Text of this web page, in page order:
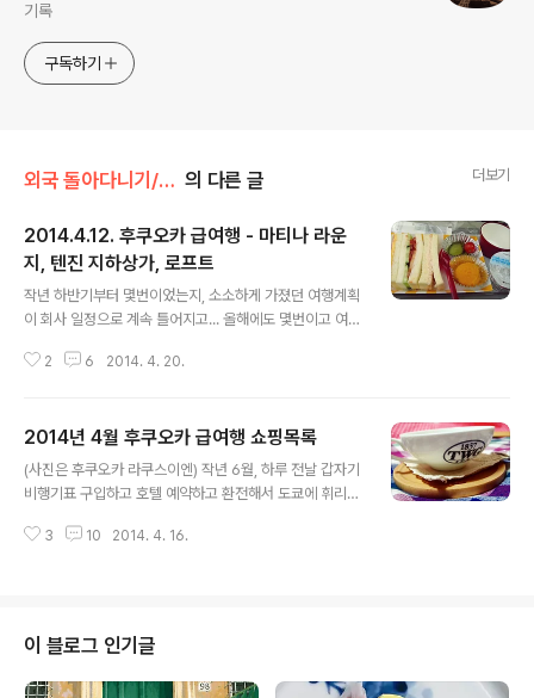
기록
구독하기
외국 돌아다니기/2014.04 Fukuoka 의 다른 글 더보기
2014.4.12. 후쿠오카 급여행 - 마티나 라운
지, 텐진 지하상가, 로프트
작년 하반기부터 몇번이었는지, 소소하게 가졌던 여행계획
이 회사 일정으로 계속 틀어지고... 올해에도 몇번이고 여행
아 마음 속엔 답답함이 쌓여가고 있었다. 거기에 나날이 업
날, 출발 2일을 앞두고 후쿠오카행 비행기와 호텔을 결제
해버렸다. 아무 준비없이, 혼자, 그것도 초행지인 곳에 여행
을 가는 게 과연 의미가 있을까?하는 고민을 좀 했지만, 가
쐬고 싶어!라는 생각에 여행을 강행키로 했다. 처음 비행기
2 6 2014. 4. 20.
2014년 4월 후쿠오카 급여행 쇼핑목록
(사진은 후쿠오카 라쿠스이엔) 작년 6월, 하루 전날 갑자기
비행기표 구입하고 호텔 예약하고 환전해서 도쿄에 휘리릭
텔예약+환전해서 후쿠오카에 다녀왔다. 차이점이라면, 도
서 이틀 연속 미친듯이 헤매주셨다. 하루종일 비맞으며 마
구마구 헤맬땐 다신 이렇게 여행오지 말아야지하고 후회했
는데, 막상 다녀오니 그래도 재밌었다는 생각이 든다. 아이
3 10 2014. 4. 16.
이 블로그 인기글